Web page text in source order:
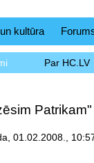
kultūra
Par HC.LV
01.02.2008.,